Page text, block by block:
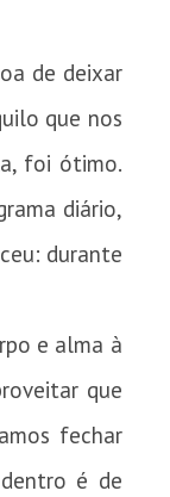
de deixar
que nos
foi ótimo.
diário,
durante
e alma à
que
fechar
é de